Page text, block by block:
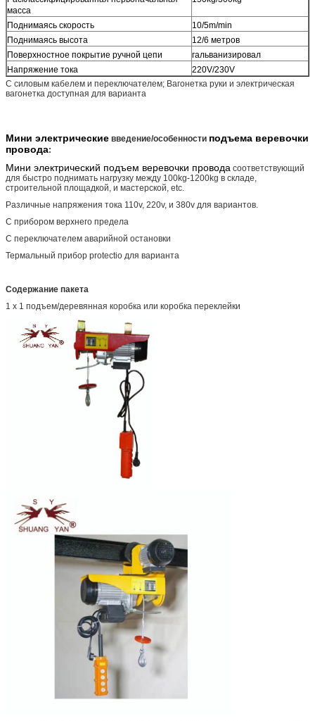
масса
Поднимаясь скорость
10/5m/min
Поднимаясь высота
12/6 метров
Поверхностное покрытие ручной цепи
гальванизировал
Напряжение тока
220V/230V
С силовым кабелем и переключателем; Вагонетка руки и электрическая
вагонетка доступная для варианта
Мини электрические введение/особенности подъема веревочки
провода:
Мини электрический подъем веревочки провода соответствующий
для быстро поднимать нагрузку между 100kg-1200kg в складе,
строительной площадкой, и мастерской, etc.
Различные напряжения тока 110v, 220v, и 380v для вариантов.
С прибором верхнего предела
С переключателем аварийной остановки
Термальный прибор protectio для варианта
Содержание пакета
1 x 1 подъем/деревянная коробка или коробка переклейки